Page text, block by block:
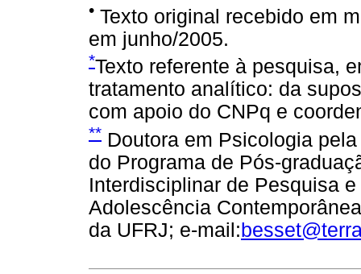
• Texto original recebido em
em junho/2005.
*Texto referente à pesquisa,
tratamento analítico: da
com apoio do CNPq e
** Doutora em Psicologia
do Programa de Pós-
Interdisciplinar de Pesquisa
Adolescência
da UFRJ; e-mail: